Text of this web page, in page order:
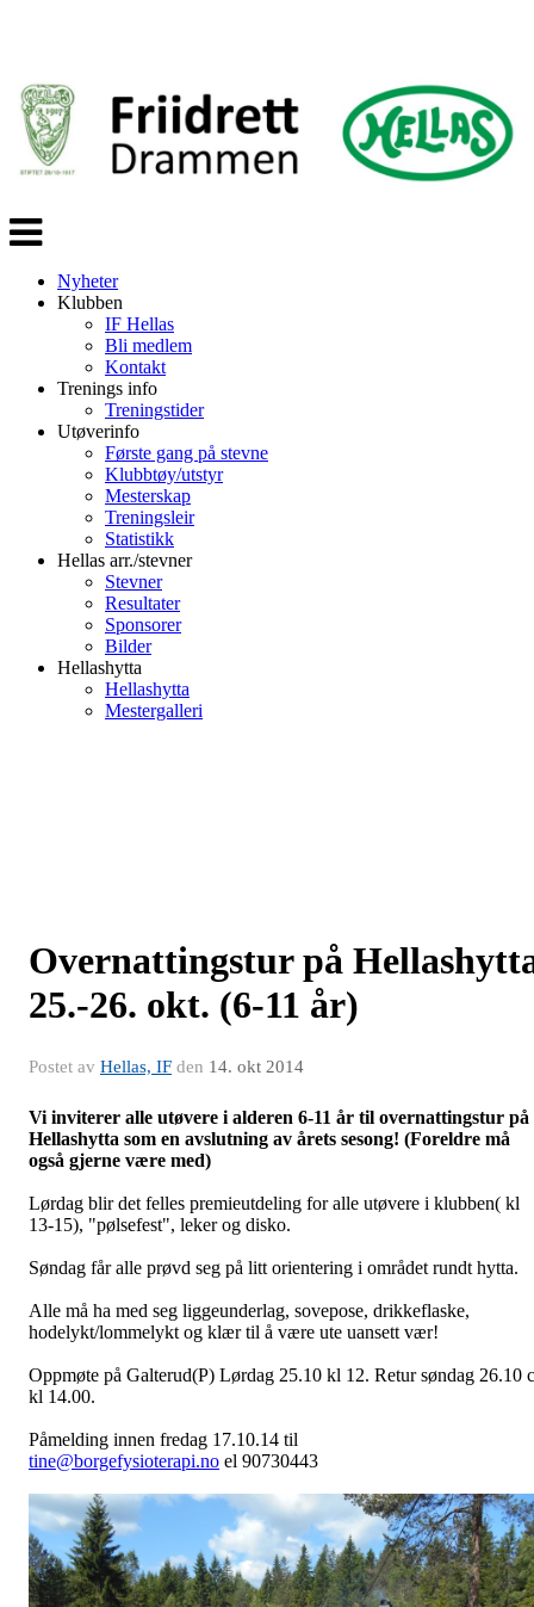
Veksle
navigasjon
Nyheter
Klubben
IF Hellas
Bli medlem
Kontakt
Trenings info
Treningstider
Utøverinfo
Første gang på stevne
Klubbtøy/utstyr
Mesterskap
Treningsleir
Statistikk
Hellas arr./stevner
Stevner
Resultater
Sponsorer
Bilder
Hellashytta
Hellashytta
Mestergalleri
Overnattingstur på
25.-26. okt. (6-11 år)
Postet av Hellas, IF den 14. okt 2014
Vi inviterer alle utøvere i alderen 6-11 år til overnattingstur på
Hellashytta som en avslutning av årets sesong! (Foreldre må
også gjerne være med)
Lørdag blir det felles premieutdeling for alle utøvere i klubben( kl
13-15), "pølsefest", leker og disko.
Søndag får alle prøvd seg på litt orientering i området rundt hytta.
Alle må ha med seg liggeunderlag, sovepose, drikkeflaske,
hodelykt/lommelykt og klær til å være ute uansett vær!
Oppmøte på Galterud(P) Lørdag 25.10 kl 12. Retur søndag 26.10
kl 14.00.
Påmelding innen fredag 17.10.14 til
tine@borgefysioterapi.no el 90730443